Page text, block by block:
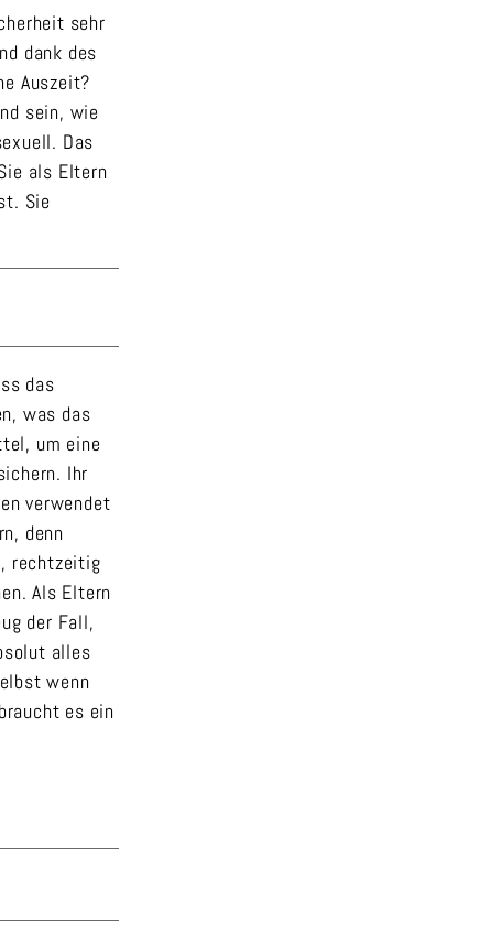
sehr
dank des
Auszeit?
sein, wie
Das
als Eltern
Sie
das
was das
um eine
Ihr
verwendet
denn
rechtzeitig
Als Eltern
der Fall,
alles
wenn
es ein